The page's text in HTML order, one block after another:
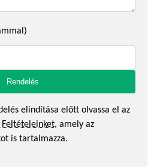
elindítása előtt olvassa el az
Feltételeinket, amely az
is tartalmazza.